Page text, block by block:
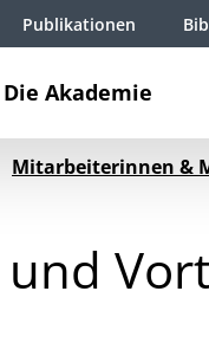
Die Akademie
Publikationen
Mitarbeiterinnen &